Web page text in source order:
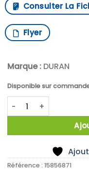
Consulter La
Flyer
Marque : DURAN
Disponible sur
quantité de DWK Life
Référence : 15856871